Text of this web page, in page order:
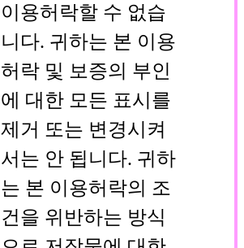
이용허락할 수 없습
니다. 귀하는 본 이용
허락 및 보증의 부인
에 대한 모든 표시를
제거 또는 변경시켜
서는 안 됩니다. 귀하
는 본 이용허락의 조
건을 위반하는 방식